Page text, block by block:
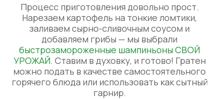
Процесс приготовления довольно прост.
Нарезаем картофель на тонкие ломтики,
заливаем сырно-сливочным соусом и
добавляем грибы — мы выбрали
быстрозамороженные шампиньоны СВОЙ
УРОЖАЙ. Ставим в духовку, и готово! Гратен
можно подать в качестве самостоятельного
горячего блюда или использовать как сытный
гарнир.